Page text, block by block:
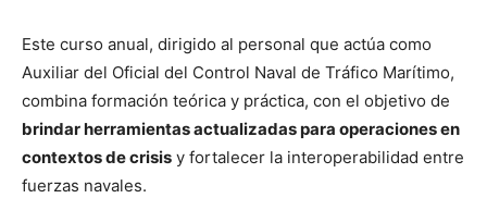
Este curso anual, dirigido al personal que actúa como
Auxiliar del Oficial del Control Naval de Tráfico Marítimo,
combina formación teórica y práctica, con el objetivo de
brindar herramientas actualizadas para operaciones en
contextos de crisis y fortalecer la interoperabilidad entre
fuerzas navales.